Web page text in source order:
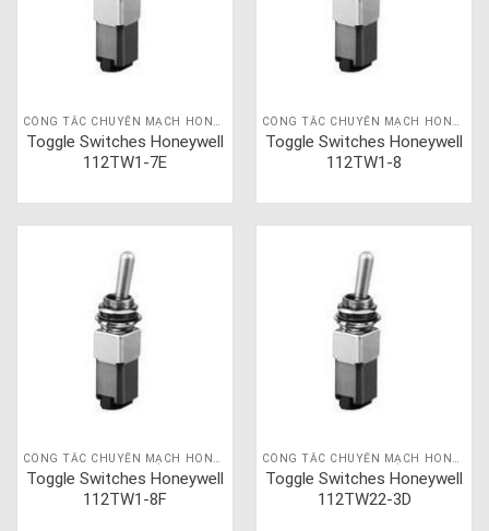
Toggle Switches Honeywell
112TW1-7E
Toggle Switches Honeywell
112TW1-8
CÔNG TẮC CHUYỂN MẠCH HONEYWELL
Toggle Switches Honeywell
112TW1-8F
CÔNG TẮC CHUYỂN MẠCH HONEYWELL
Toggle Switches Honeywell
112TW22-3D